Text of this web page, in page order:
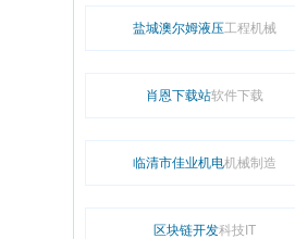
盐城澳尔姆液压工程机械
肖恩下载站软件下载
临清市佳业机电机械制造
区块链开发科技IT